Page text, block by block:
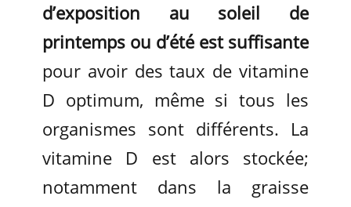
d’exposition au soleil de
printemps ou d’été est suffisante
pour avoir des taux de vitamine
D optimum, même si tous les
organismes sont différents. La
vitamine D est alors stockée;
notamment dans la graisse